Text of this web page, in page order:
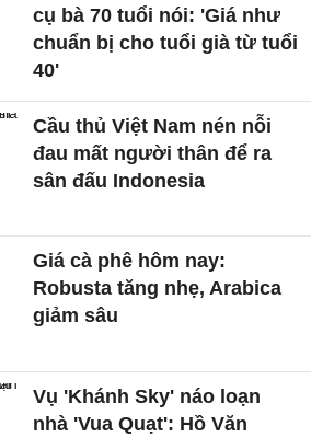
cụ bà 70 tuổi nói: 'Giá như
chuẩn bị cho tuổi già từ tuổi
40'
Cầu thủ Việt Nam nén nỗi
đau mất người thân để ra
sân đấu Indonesia
Giá cà phê hôm nay:
Robusta tăng nhẹ, Arabica
giảm sâu
Vụ 'Khánh Sky' náo loạn
nhà 'Vua Quạt': Hồ Văn